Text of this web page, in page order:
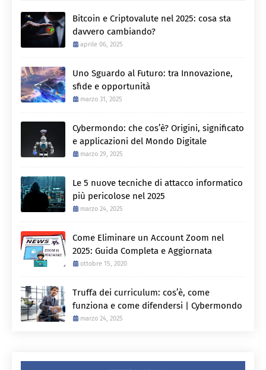
Bitcoin e Criptovalute nel 2025: cosa sta
davvero cambiando?
aprile 06, 2025
Uno Sguardo al Futuro: tra Innovazione,
sfide e opportunità
marzo 31, 2025
Cybermondo: che cos’è? Origini, significato
e applicazioni del Mondo Digitale
marzo 29, 2025
Le 5 nuove tecniche di attacco informatico
più pericolose nel 2025
marzo 24, 2025
Come Eliminare un Account Zoom nel
2025: Guida Completa e Aggiornata
ottobre 15, 2020
Truffa dei curriculum: cos’è, come
funziona e come difendersi | Cybermondo
marzo 24, 2025